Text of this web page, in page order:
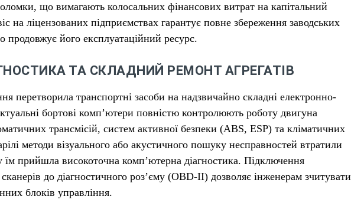
що вимагають колосальних фінансових витрат на капітальний
на ліцензованих підприємствах гарантує повне збереження заводських
продовжує його експлуатаційний ресурс.
ТА СКЛАДНИЙ РЕМОНТ АГРЕГАТІВ
перетворила транспортні засоби на надзвичайно складні електронно-
бортові комп’ютери повністю контролюють роботу двигуна
трансмісій, систем активної безпеки (ABS, ESP) та кліматичних
методи візуального або акустичного пошуку несправностей втратили
їм прийшла високоточна комп’ютерна діагностика. Підключення
до діагностичного роз’єму (OBD-II) дозволяє інженерам зчитувати
блоків управління.